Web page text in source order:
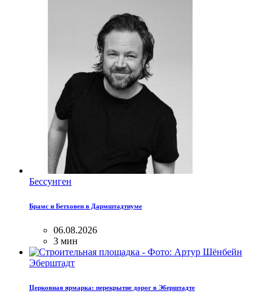
Бессунген
Брамс и Бетховен в Дармштадтиуме
06.08.2026
3 мин
Эберштадт
Церковная ярмарка: перекрытие дорог в Эберштадте